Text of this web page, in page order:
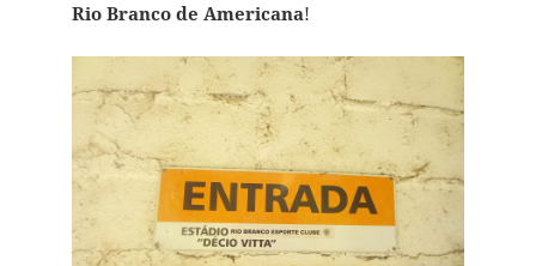
Rio Branco de Americana!